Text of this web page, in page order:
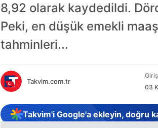
8,92 olarak kaydedildi.
Peki, en düşük emekli
tahminleri...
Takvim.com.tr
03
Takvim'i Google'a ekleyin, doğru